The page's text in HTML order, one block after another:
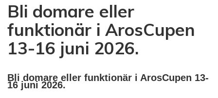
Bli domare eller
funktionär i ArosCupen
13-16 juni 2026.
Bli domare eller funktionär i ArosCupen 13-
16 juni 2026.